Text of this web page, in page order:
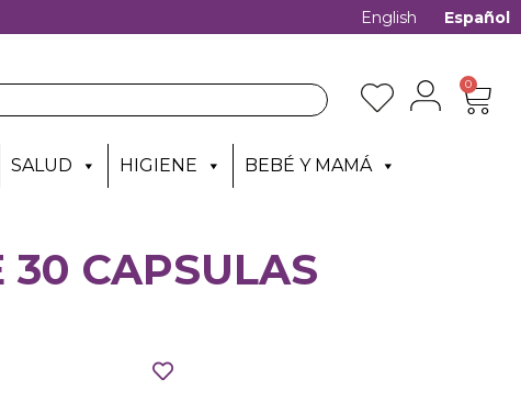
English Español
0
SALUD HIGIENE BEBÉ Y MAMÁ
30 CAPSULAS